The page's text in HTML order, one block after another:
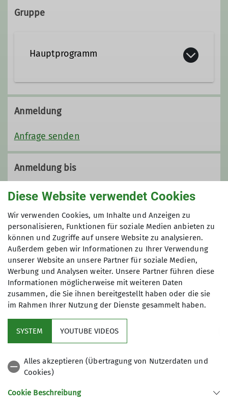
Qualifikationen
Gruppe
Hauptprogramm
Anmeldung
Anfrage senden
Anmeldung bis
31.12.2026
Maximale Teilnehmeranzahl
8
Diese Website verwendet Cookies
Wir verwenden Cookies, um Inhalte und Anzeigen zu
personalisieren, Funktionen für soziale Medien anbieten zu
können und Zugriffe auf unsere Website zu analysieren.
Außerdem geben wir Informationen zu Ihrer Verwendung
unserer Website an unsere Partner für soziale Medien,
Werbung und Analysen weiter. Unsere Partner führen diese
Informationen möglicherweise mit weiteren Daten
zusammen, die Sie ihnen bereitgestellt haben oder die sie
im Rahmen Ihrer Nutzung der Dienste gesammelt haben.
SYSTEM YOUTUBE VIDEOS
Alles akzeptieren (Übertragung von Nutzerdaten und
Cookies)
Cookie Beschreibung